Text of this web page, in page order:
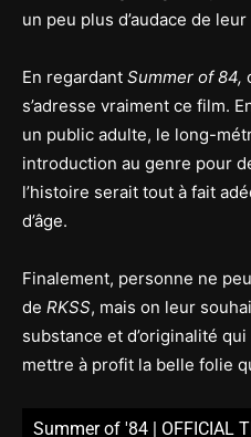
un peu plus d’audace de
En regardant Summer of 84,
s’adresse vraiment ce film.
un public adulte, le long-
introduction au genre pour
l’histoire serait tout à fait
d’âge.
Finalement, personne ne
de RKSS, mais on leur
substance et d’originalité
mettre à profit la belle folie
Summer of '84 | OFFICIAL